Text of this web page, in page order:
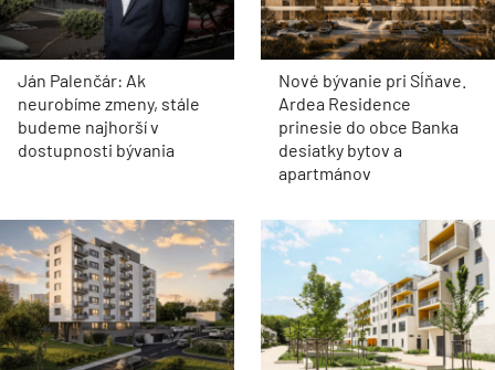
Ján Palenčár: Ak
neurobíme zmeny, stále
budeme najhorší v
dostupnosti bývania
Nové bývanie pri Sĺňave.
Ardea Residence
prinesie do obce Banka
desiatky bytov a
apartmánov